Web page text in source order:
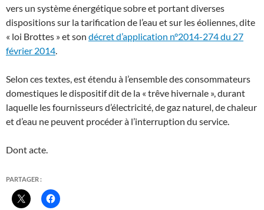
vers un système énergétique sobre et portant diverses
dispositions sur la tarification de l’eau et sur les éoliennes, dite
« loi Brottes » et son décret d’application n°2014-274 du 27
février 2014.
Selon ces textes, est étendu à l’ensemble des consommateurs
domestiques le dispositif dit de la « trêve hivernale », durant
laquelle les fournisseurs d’électricité, de gaz naturel, de chaleur
et d’eau ne peuvent procéder à l’interruption du service.
Dont acte.
PARTAGER :